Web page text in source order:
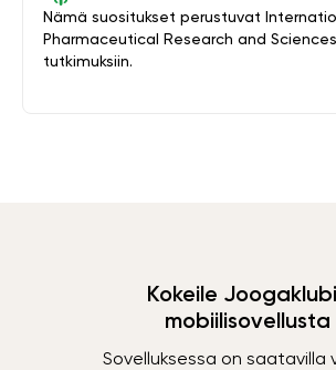
Nämä suositukset perustuvat
Pharmaceutical Research and
tutkimuksiin.
Kokeile
mobiilisovellusta
Sovelluksessa on saatavilla